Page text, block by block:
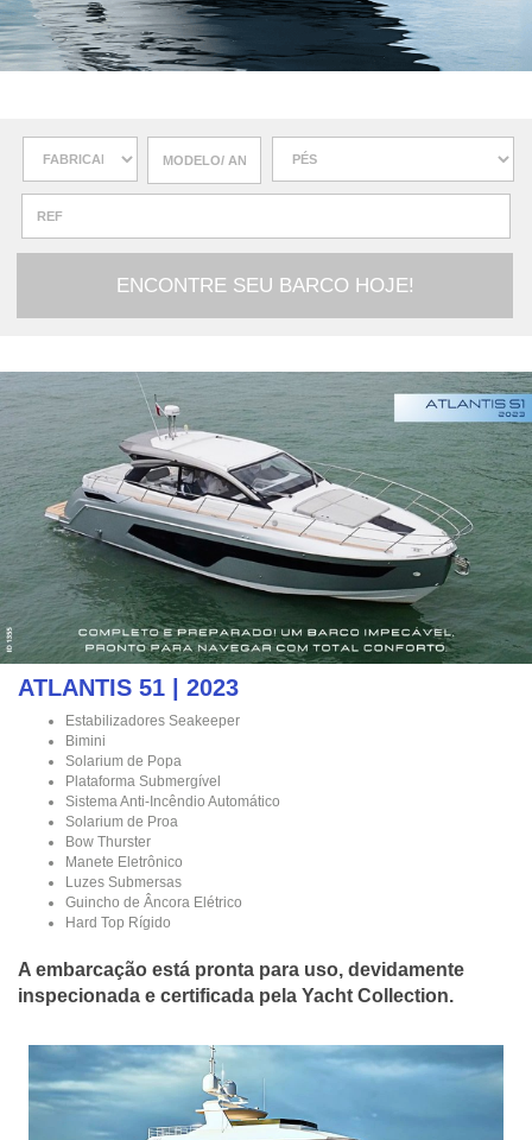
ATLANTIS 51 | 2023
Estabilizadores Seakeeper
Bimini
Solarium de Popa
Plataforma Submergível
Sistema Anti-Incêndio Automático
Solarium de Proa
Bow Thurster
Manete Eletrônico
Luzes Submersas
Guincho de Âncora Elétrico
Hard Top Rígido
A embarcação está pronta para uso, devidamente
inspecionada e certificada pela Yacht Collection.